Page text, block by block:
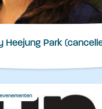
Heejung Park